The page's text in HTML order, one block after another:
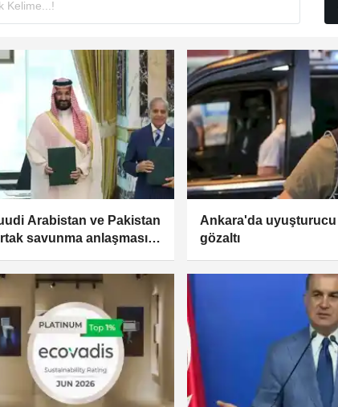
Arabistan ve Pakistan
savunma anlaşması
Ankara'da
gözaltı